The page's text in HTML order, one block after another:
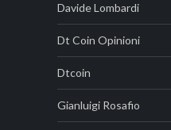
Davide Lombardi
Dt Coin Opinioni
Dtcoin
Gianluigi Rosafio